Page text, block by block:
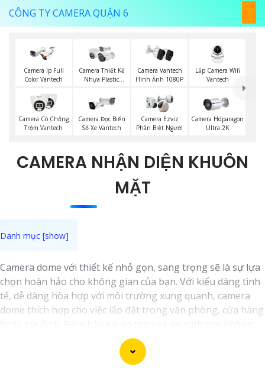
CÔNG TY CAMERA QUẬN 6
Camera Ip Full
Color Vantech
Camera Thiết Kế
Nhựa Plastic
Camera Vantech
Hình Ảnh 1080P
Lắp Camera Wifi
Vantech
Camera Có Chống
Trộm Vantech
Camera Đọc Biển
Số Xe Vantech
Camera Ezviz
Phân Biệt Người
Camera Hdparagon
Ultra 2K
CAMERA NHẬN DIỆN KHUÔN
MẶT
Camera dome với thiết kế nhỏ gọn, sang trọng sẽ là sự lựa
chọn hoàn hảo cho không gian của bạn. Với kiểu dáng tinh
tế, dễ dàng hòa hợp với môi trường xung quanh, camera
dome thích hợp cho việc lắp đặt trong văn phòng, cửa hàng